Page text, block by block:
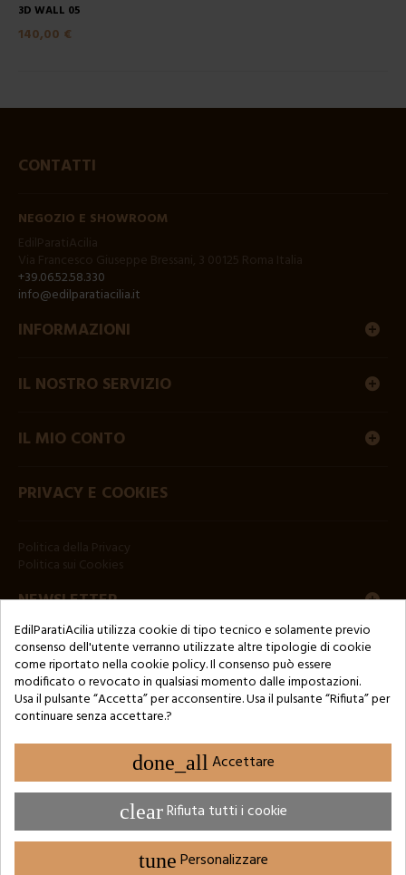
3D WALL 05
140,00 €
CONTATTI
NEGOZIO E SHOWROOM
+39.06.52.58.330
info@edilparatiacilia.it
INFORMAZIONI
IL NOSTRO SERVIZIO
IL MIO CONTO
PRIVACY E COOKIES
NEWSLETTER
Copyright © 2024 by 3Enne s.r.l.s. P.IVA/C.F.: 13466181008
Numero di iscrizione REA: RM-1449325 - Registro delle Imprese di
Roma
Website Developed by M.Borzacchini - TestSide
IMPOSTAZIONE DEI COOKIE
EdilParatiAcilia utilizza cookie di tipo tecnico e solamente previo
consenso dell'utente verranno utilizzate altre tipologie di cookie
come riportato nella cookie policy. Il consenso può essere
modificato o revocato in qualsiasi momento dalle impostazioni.
Usa il pulsante “Accetta” per acconsentire. Usa il pulsante “Rifiuta” per
continuare senza accettare.?
done_all Accettare
clearRifiuta tutti i cookie
tunePersonalizzare